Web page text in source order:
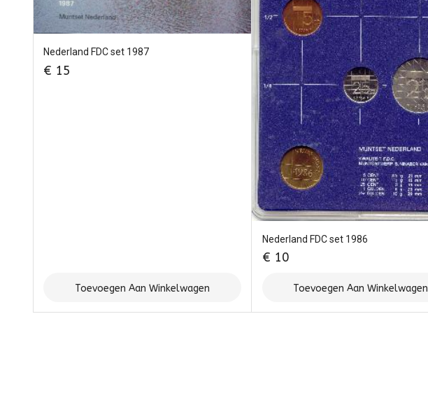
Nederland FDC set 1987
€ 15
Toevoegen Aan Winkelwagen
Nederland FDC set 1986
€ 10
Toevoegen Aan Winkelwagen